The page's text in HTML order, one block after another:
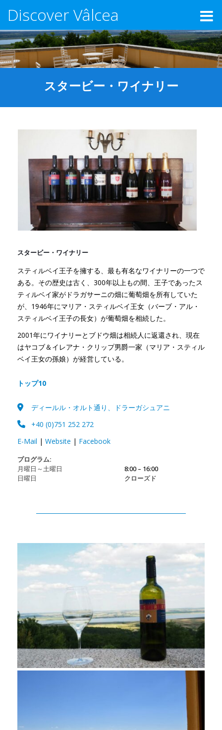
Discover Vâlcea
スタービー・ワイナリー
スタービー・ワイナリー
スティルベイ王子を擁する、最も有名なワイナリーの一つで
ある。その歴史は古く、300年以上もの間、王子であったス
ティルベイ家がドラガサーニの畑に葡萄畑を所有していた
が、1946年にマリア・スティルベイ王女（バーブ・アル・
スティルベイ王子の長女）が葡萄畑を相続した。
2001年にワイナリーとブドウ畑は相続人に返還され、現在
はヤコブ＆イレアナ・クリップ男爵一家（マリア・スティル
ベイ王女の孫娘）が経営している。
トップ10
ディールル・オルト通り、ドラーガシュアニ
+40 (0)751 252 272
E-Mail | Website | Facebook
プログラム:
月曜日～土曜日
8:00 – 16:00
日曜日
クローズド